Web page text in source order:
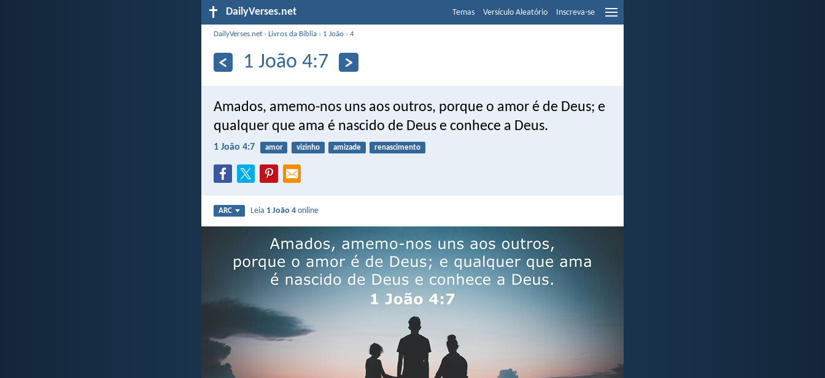
DailyVerses.net Temas Versículo Aleatório Inscreva-se
DailyVerses.net ›Livros da Bíblia › 1 João ›4
1 João 4:7
Amados, amemo-nos uns aos outros, porque o amor é de Deus; e
qualquer que ama é nascido de Deus e conhece a Deus.
1 João 4:7 amor vizinho amizade renascimento
ARC Leia 1 João 4 online